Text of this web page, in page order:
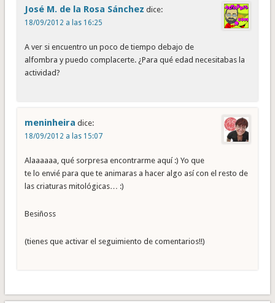
José M. de la Rosa Sánchez dice:
18/09/2012 a las 16:25
A ver si encuentro un poco de tiempo debajo de
alfombra y puedo complacerte. ¿Para qué edad necesitabas la
actividad?
meninheira dice:
18/09/2012 a las 15:07
Alaaaaaa, qué sorpresa encontrarme aquí :) Yo que
te lo envié para que te animaras a hacer algo así con el resto de
las criaturas mitológicas… :)
Besiñoss
(tienes que activar el seguimiento de comentarios!!)